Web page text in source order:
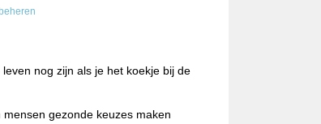
nog zijn als je het koekje bij de
mensen gezonde keuzes maken